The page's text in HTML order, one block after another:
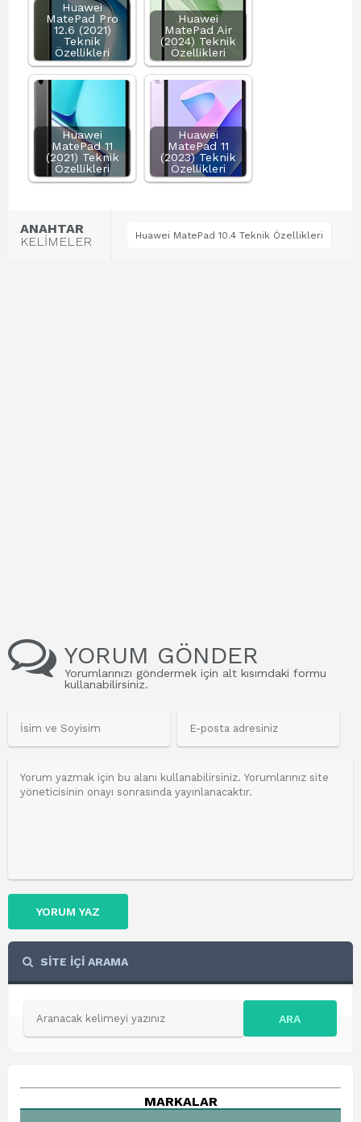
Huawei
MatePad Pro
12.6 (2021)
Teknik
Özellikleri
Huawei
MatePad Air
(2024) Teknik
Özellikleri
Huawei
MatePad 11
(2021) Teknik
Özellikleri
Huawei
MatePad 11
(2023) Teknik
Özellikleri
ANAHTAR
KELİMELER
Huawei MatePad 10.4 Teknik Özellikleri
YORUM GÖNDER
Yorumlarınızı göndermek için alt kısımdaki formu
kullanabilirsiniz.
YORUM YAZ
SİTE İÇİ ARAMA
ARA
MARKALAR